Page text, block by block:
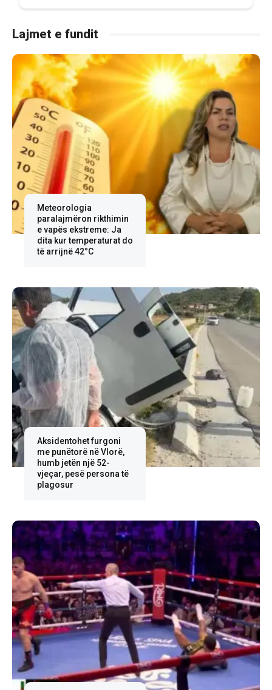
Lajmet e fundit
Meteorologia
paralajmëron rikthimin
e vapës ekstreme: Ja
dita kur temperaturat do
të arrijnë 42°C
Aksidentohet furgoni
me punëtorë në Vlorë,
humb jetën një 52-
vjeçar, pesë persona të
plagosur